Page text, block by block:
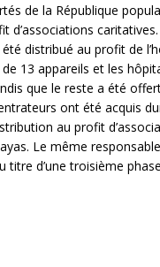
de la République
d’associations
distribué au profit de
13 appareils et les
que le reste a été
ont été acquis
au profit
Le même
titre d’une troisième